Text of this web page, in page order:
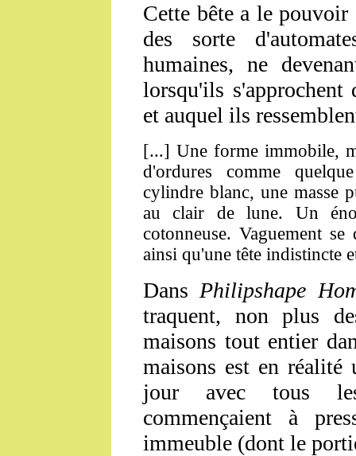
Cette bête a le
des sorte
humaines, ne
lorsqu'ils
et auquel ils
[...] Une forme immobile,
d'ordures comme
cylindre blanc, une masse
au clair de lune. Un
cotonneuse. Vaguement
ainsi qu'une tête indistincte
Dans Philipshape
traquent, non plus
maisons tout entier
maisons est en réalité
jour avec tous
commençaient à
immeuble (dont le